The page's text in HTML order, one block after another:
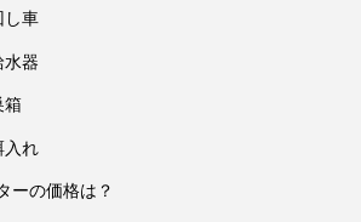
し車
水器
箱
入れ
ーの価格は？